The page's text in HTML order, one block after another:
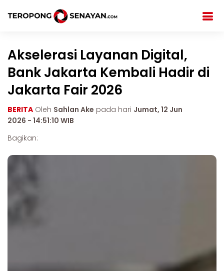
Akselerasi Layanan Digital,
Bank Jakarta Kembali Hadir di
Jakarta Fair 2026
BERITA Oleh Sahlan Ake pada hari Jumat, 12 Jun
2026 - 14:51:10 WIB
Bagikan: